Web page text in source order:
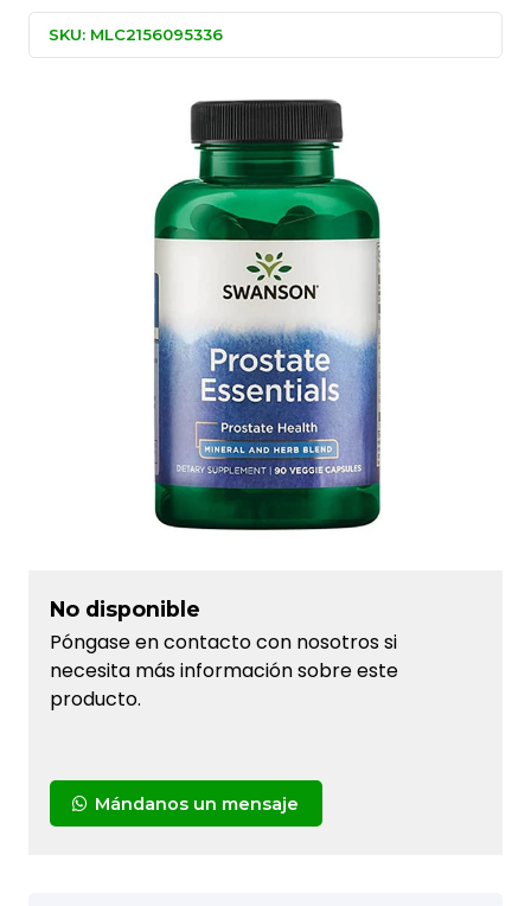
SKU: MLC2156095336
No disponible
Póngase en contacto con nosotros si
necesita más información sobre este
producto.
Mándanos un mensaje